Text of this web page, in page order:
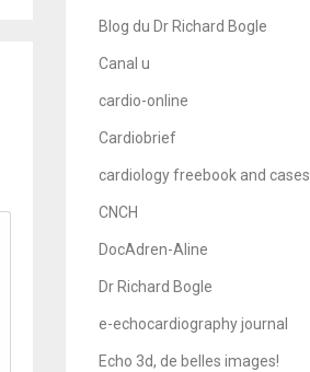
Blog du Dr Richard Bogle
Canal u
cardio-online
Cardiobrief
cardiology freebook and cases
CNCH
DocAdren-Aline
Dr Richard Bogle
e-echocardiography journal
Echo 3d, de belles images!